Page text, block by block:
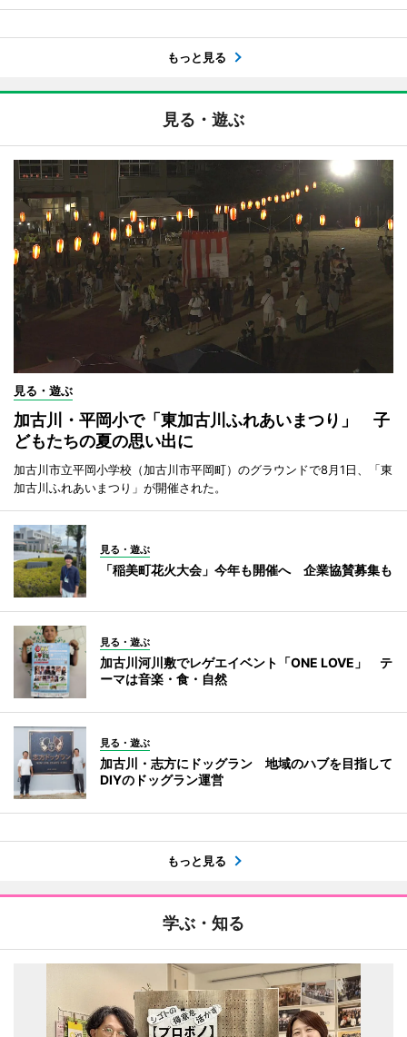
もっと見る
見る・遊ぶ
見る・遊ぶ
加古川・平岡小で「東加古川ふれあいまつり」 子
どもたちの夏の思い出に
加古川市立平岡小学校（加古川市平岡町）のグラウンドで8月1日、「東
加古川ふれあいまつり」が開催された。
見る・遊ぶ
「稲美町花火大会」今年も開催へ 企業協賛募集も
見る・遊ぶ
加古川河川敷でレゲエイベント「ONE LOVE」 テ
ーマは音楽・食・自然
見る・遊ぶ
加古川・志方にドッグラン 地域のハブを目指して
DIYのドッグラン運営
もっと見る
学ぶ・知る